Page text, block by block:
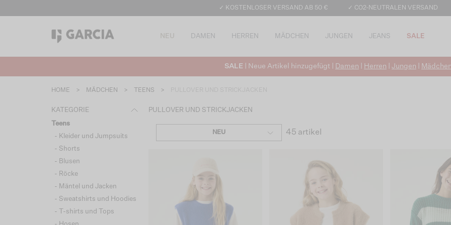
✓ KOSTENLOSER VERSAND AB 50 € ✓ CO2-NEUTRALEN VERSAND
NEU DAMEN HERREN MÄDCHEN JUNGEN JEANS SALE
SALE | Neue Artikel hinzugefügt | Damen Herren Jungen
HOME > MÄDCHEN > TEENS >
KATEGORIE
Teens
- Kleider und Jumpsuits
- Shorts
- Blusen
- Röcke
- Mäntel und Jacken
- Sweatshirts und Hoodies
- T-shirts und Tops
PULLOVER UND STRICKJACKEN
NEU 45 artikel